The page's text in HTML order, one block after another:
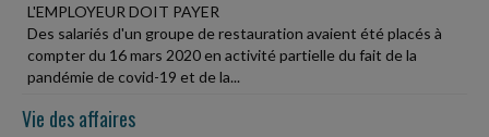
L'EMPLOYEUR DOIT PAYER
Des salariés d'un groupe de restauration avaient été placés à
compter du 16 mars 2020 en activité partielle du fait de la
pandémie de covid-19 et de la...
Vie des affaires